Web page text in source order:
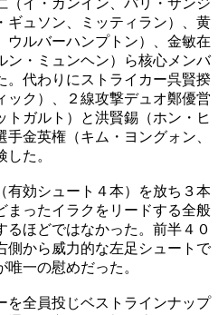
（イ・ガンイン、パリ・サンジ
ギュソン、ミッティラン）、黄
ウルバーハンプトン）、金敏在
ン・ミュンヘン）ら核心メンバ
。代わりにストライカー呉賢揆
ック）、２線攻撃デュオ鄭優営
トガルト）と洪賢錫（ホン・ヒ
金英権（キム・ヨングォン、
た。
有効シュート４本）を放ち３本
まったイラクをリードする全般
るほどではなかった。前半４０
側から威力的な左足シュートで
一の慰めだった。
を全員投じベストラインナップ